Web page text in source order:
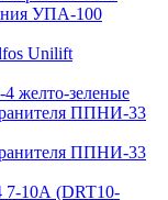
УПА-100
Unilift
желто-зеленые
ППНИ-33
ППНИ-33
7-10А (DRT10-